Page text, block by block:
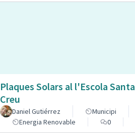
Plaques Solars al l'Escola Santa
Creu
Daniel Gutiérrez
Municipi
Energia Renovable
0